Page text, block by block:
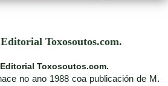
Toxosoutos.com.
Toxosoutos.com.
no ano 1988 coa publicación de M.